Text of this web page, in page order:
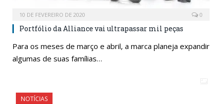
10 DE FEVEREIRO DE 2020 0
Portfólio da Alliance vai ultrapassar mil peças
Para os meses de março e abril, a marca planeja expandir
algumas de suas famílias…
NOTÍCIAS